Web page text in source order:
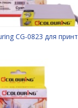
CG-0823 для